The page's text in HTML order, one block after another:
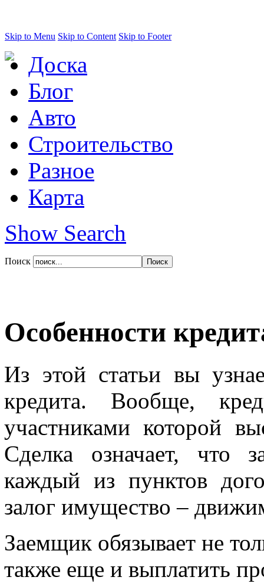
Skip to Menu Skip to Content Skip to Footer
Доска
Блог
Авто
Строительство
Разное
Карта
Show Search
Поиск
Особенности
Из этой статьи вы
кредита. Вообще,
участниками которой
Сделка означает, что
каждый из пунктов
залог имущество –
Заемщик обязывает не
также еще и выплатить